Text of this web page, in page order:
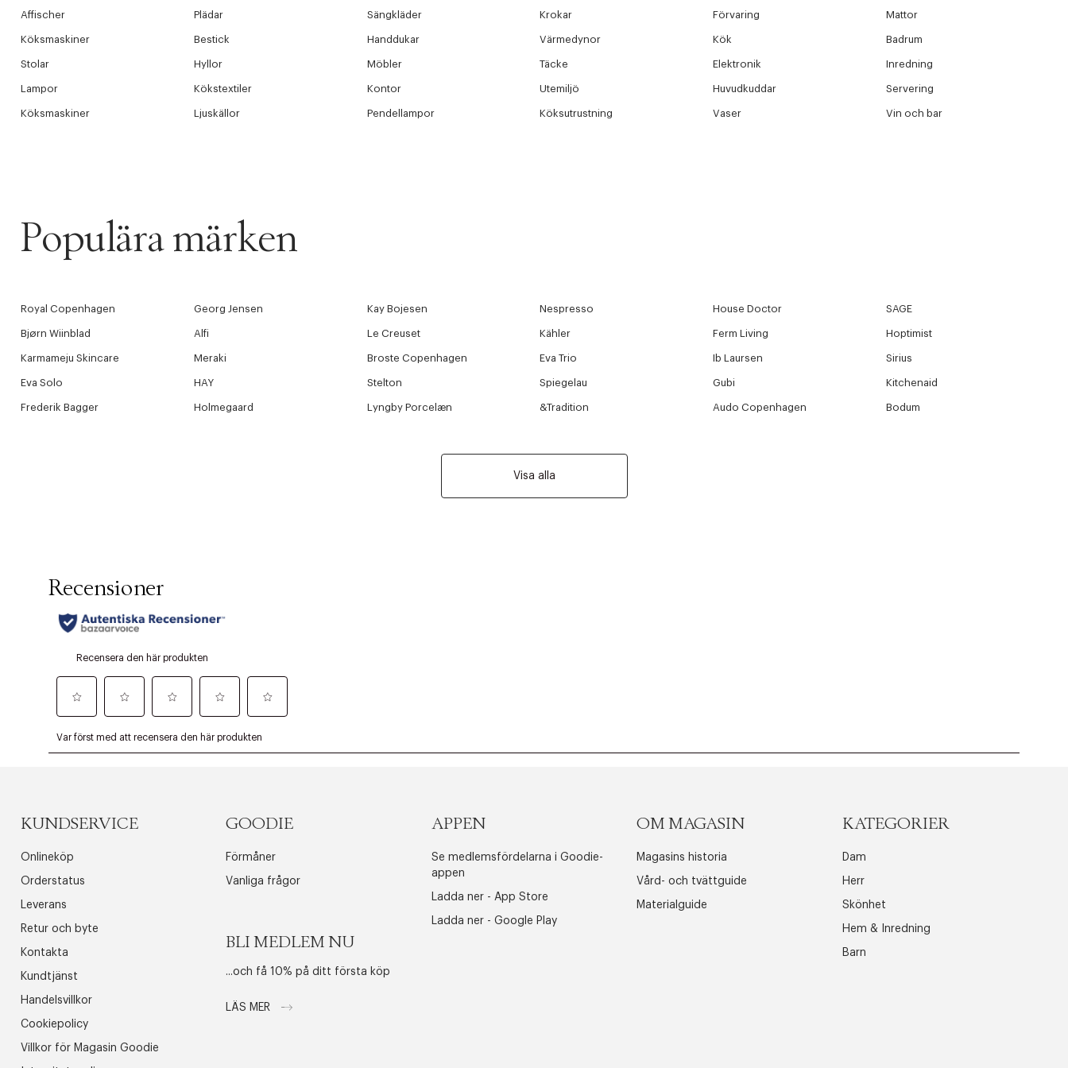
Affischer Plädar Sängkläder Krokar Förvaring Mattor
Köksmaskiner Bestick Handdukar Värmedynor Kök Badrum
Stolar Hyllor Möbler Täcke Elektronik Inredning
Lampor Kökstextiler Kontor Utemiljö Huvudkuddar Servering
Köksmaskiner Ljuskällor Pendellampor Köksutrustning Vaser Vin och bar
Populära märken
Royal Copenhagen Georg Jensen Kay Bojesen Nespresso House Doctor SAGE
Bjørn Wiinblad Alfi Le Creuset Kähler Ferm Living Hoptimist
Karmameju Skincare Meraki Broste Copenhagen Eva Trio Ib Laursen Sirius
Eva Solo HAY Stelton Spiegelau Gubi Kitchenaid
Frederik Bagger Holmegaard Lyngby Porcelæn &Tradition Audo Copenhagen Bodum
Visa alla
KUNDSERVICE
Onlineköp
Orderstatus
Leverans
Retur och byte
Kontakta
Kundtjänst
Handelsvillkor
Cookiepolicy
Villkor för Magasin Goodie
GOODIE
Förmåner
Vanliga frågor
BLI MEDLEM NU
...och få 10% på ditt första köp
LÄS MER
APPEN
Se medlemsfördelarna i Goodie-
appen
Ladda ner - App Store
Ladda ner - Google Play
OM MAGASIN
Magasins historia
Vård- och tvättguide
Materialguide
KATEGORIER
Dam
Herr
Skönhet
Hem & Inredning
Barn